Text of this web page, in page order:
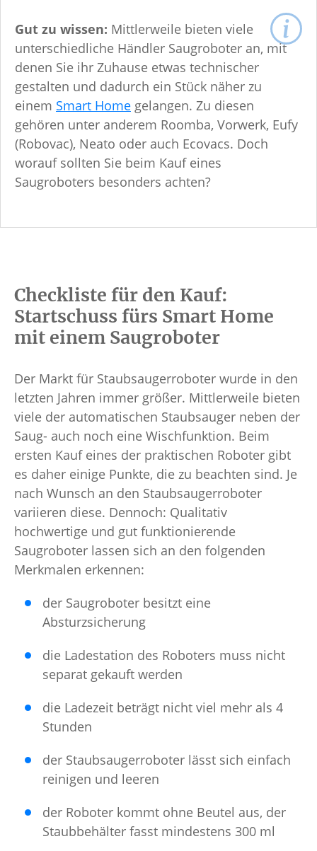
Gut zu wissen: Mittlerweile bieten viele
unterschiedliche Händler Saugroboter an, mit
denen Sie ihr Zuhause etwas technischer
gestalten und dadurch ein Stück näher zu
einem Smart Home gelangen. Zu diesen
gehören unter anderem Roomba, Vorwerk, Eufy
(Robovac), Neato oder auch Ecovacs. Doch
worauf sollten Sie beim Kauf eines
Saugroboters besonders achten?
Checkliste für den Kauf:
Startschuss fürs Smart Home
mit einem Saugroboter
Der Markt für Staubsaugerroboter wurde in den
letzten Jahren immer größer. Mittlerweile bieten
viele der automatischen Staubsauger neben der
Saug- auch noch eine Wischfunktion. Beim
ersten Kauf eines der praktischen Roboter gibt
es daher einige Punkte, die zu beachten sind. Je
nach Wunsch an den Staubsaugerroboter
variieren diese. Dennoch: Qualitativ
hochwertige und gut funktionierende
Saugroboter lassen sich an den folgenden
Merkmalen erkennen:
der Saugroboter besitzt eine
Absturzsicherung
die Ladestation des Roboters muss nicht
separat gekauft werden
die Ladezeit beträgt nicht viel mehr als 4
Stunden
der Staubsaugerroboter lässt sich einfach
reinigen und leeren
der Roboter kommt ohne Beutel aus, der
Staubbehälter fasst mindestens 300 ml